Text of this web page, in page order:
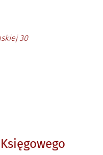
30